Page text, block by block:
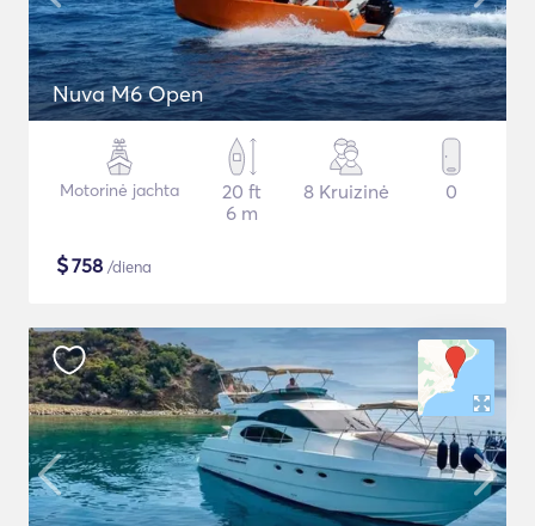
Nuva M6 Open
Motorinė jachta
20 ft
6 m
8 Kruizinė 0
$758 /diena